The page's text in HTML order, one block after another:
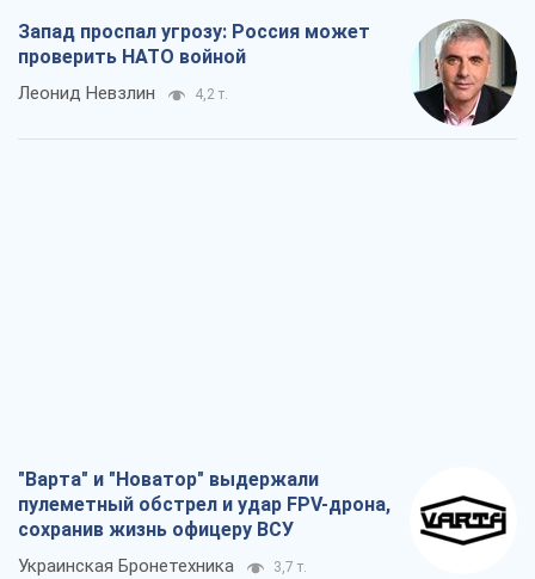
Запад проспал угрозу: Россия может
проверить НАТО войной
Леонид Невзлин 4,2 т.
"Варта" и "Новатор" выдержали
пулеметный обстрел и удар FPV-дрона,
сохранив жизнь офицеру ВСУ
Украинская Бронетехника 3,7 т.